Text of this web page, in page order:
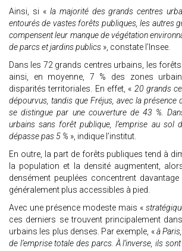
Ainsi, si «la majorité des grands centres
entourés de vastes forêts publiques, les autres
compensent leur manque de végétation
de parcs et jardins publics », constate l’Insee.
Dans les 72 grands centres urbains, les
ainsi, en moyenne, 7 % des zones
disparités territoriales. En effet, « 20 grands
dépourvus, tandis que Fréjus, avec la présence
se distingue par une couverture de 43 %.
urbains sans forêt publique, l’emprise au sol
dépasse pas 5 % », indique l’institut.
En outre, la part de forêts publiques tend à
la population et la densité augmentent,
densément peuplées concentrent
généralement plus accessibles à pied.
Avec une présence modeste mais «
ces derniers se trouvent principalement
urbains les plus denses. Par exemple, «à
de l’emprise totale des parcs. À l’inverse, ils